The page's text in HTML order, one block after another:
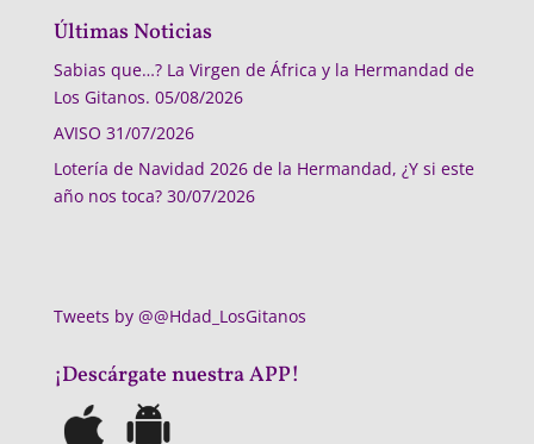
Últimas Noticias
Sabias que…? La Virgen de África y la Hermandad de
Los Gitanos. 05/08/2026
AVISO 31/07/2026
Lotería de Navidad 2026 de la Hermandad, ¿Y si este
año nos toca? 30/07/2026
Tweets by @@Hdad_LosGitanos
¡Descárgate nuestra APP!